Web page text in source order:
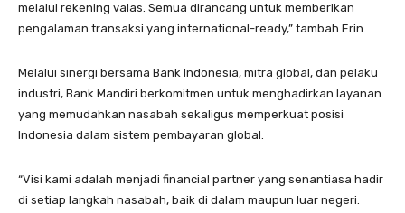
melalui rekening valas. Semua dirancang untuk memberikan
pengalaman transaksi yang international-ready,” tambah Erin.
Melalui sinergi bersama Bank Indonesia, mitra global, dan pelaku
industri, Bank Mandiri berkomitmen untuk menghadirkan layanan
yang memudahkan nasabah sekaligus memperkuat posisi
Indonesia dalam sistem pembayaran global.
“Visi kami adalah menjadi financial partner yang senantiasa hadir
di setiap langkah nasabah, baik di dalam maupun luar negeri.